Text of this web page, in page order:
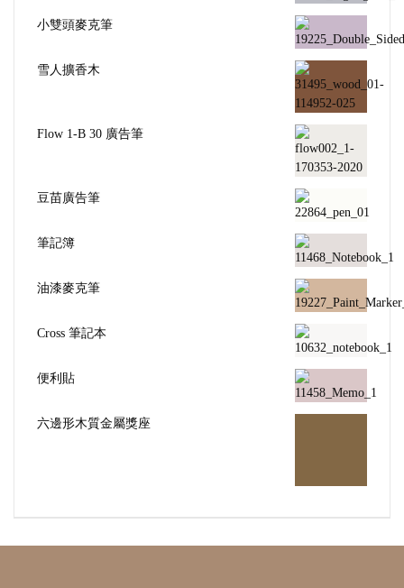
小雙頭麥克筆
雪人擴香木
Flow 1-B 30 廣告筆
豆苗廣告筆
筆記簿
油漆麥克筆
Cross 筆記本
便利貼
六邊形木質金屬獎座